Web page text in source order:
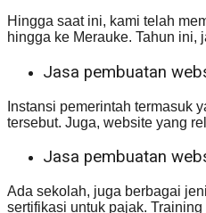
Hingga saat ini, kami telah
hingga ke Merauke. Tahun ini,
Jasa pembuatan
Instansi pemerintah termasuk
tersebut. Juga, website yang
Jasa pembuatan
Ada sekolah, juga berbagai
sertifikasi untuk pajak.